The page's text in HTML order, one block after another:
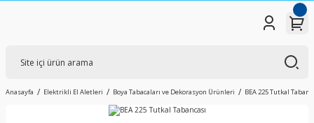
Anasayfa Elektrikli El Aletleri Boya Tabacaları ve Dekorasyon Ürünleri BEA 225 Tutkal